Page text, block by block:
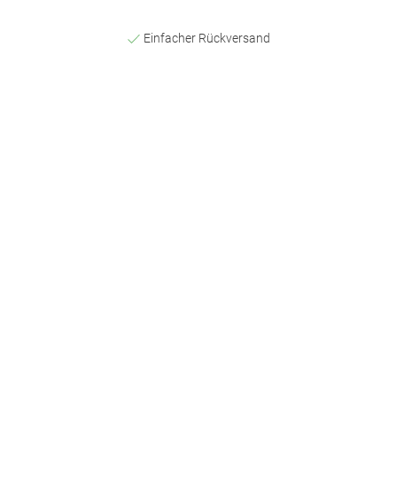
Einfacher Rückversand